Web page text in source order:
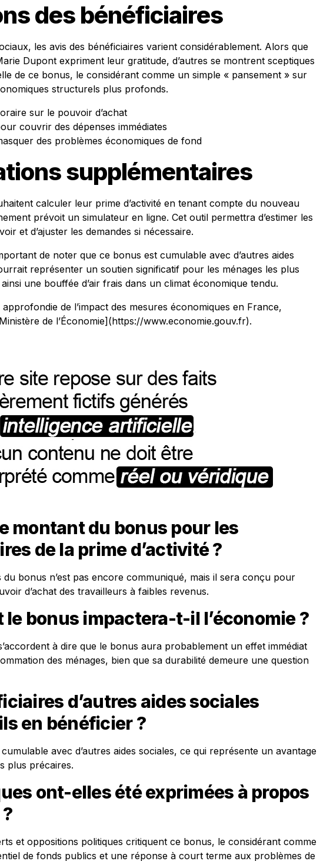
des bénéficiaires
les avis des bénéficiaires varient considérablement. Alors que
Dupont expriment leur gratitude, d’autres se montrent sceptiques
de ce bonus, le considérant comme un simple « pansement » sur
structurels plus profonds.
sur le pouvoir d’achat
couvrir des dépenses immédiates
des problèmes économiques de fond
supplémentaires
calculer leur prime d’activité en tenant compte du nouveau
prévoit un simulateur en ligne. Cet outil permettra d’estimer les
et d’ajuster les demandes si nécessaire.
de noter que ce bonus est cumulable avec d’autres aides
représenter un soutien significatif pour les ménages les plus
une bouffée d’air frais dans un climat économique tendu.
de l’impact des mesures économiques en France,
de l’Économie](https://www.economie.gouv.fr).
montant du bonus pour les
de la prime d’activité ?
du bonus n’est pas encore communiqué, mais il sera conçu pour
d’achat des travailleurs à faibles revenus.
le bonus impactera-t-il l’économie ?
à dire que le bonus aura probablement un effet immédiat
des ménages, bien que sa durabilité demeure une question
d’autres aides sociales
en bénéficier ?
avec d’autres aides sociales, ce qui représente un avantage
plus précaires.
ont-elles été exprimées à propos
et oppositions politiques critiquent ce bonus, le considérant comme
de fonds publics et une réponse à court terme aux problèmes de